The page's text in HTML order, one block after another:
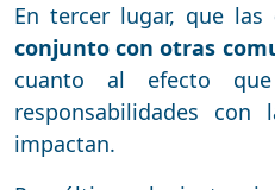
En tercer lugar, que las
conjunto con otras
cuanto al efecto que
responsabilidades
impactan.